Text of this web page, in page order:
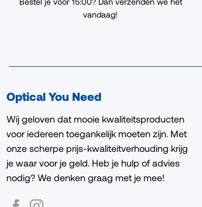
vandaag!
Optical You Need
Wij geloven dat mooie kwaliteitsproducten
voor iedereen toegankelijk moeten zijn. Met
onze scherpe prijs-kwaliteitverhouding krijg
je waar voor je geld. Heb je hulp of advies
nodig? We denken graag met je mee!